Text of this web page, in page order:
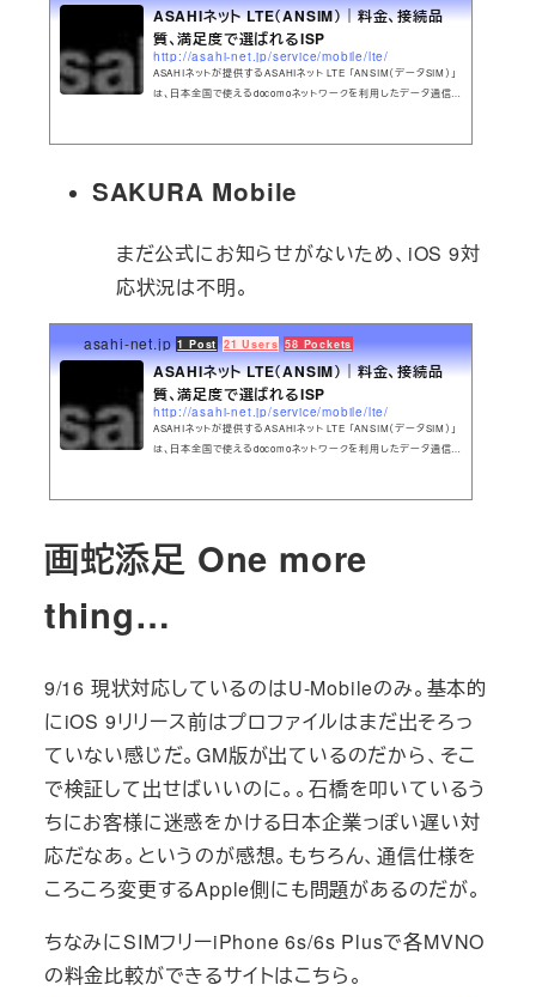
ASAHIネット LTE（ANSIM）｜料金、接続品
質、満足度で選ばれるISP
http://asahi-net.jp/service/mobile/lte/
ASAHIネットが提供するASAHIネット LTE 「ANSIM（データSIM）」
は、日本全国で使えるdocomoネットワークを利用したデータ通信専
SAKURA Mobile
まだ公式にお知らせがないため、iOS 9対
応状況は不明。
asahi-net.jp 1 Post 21 Users 58 Pockets
ASAHIネット LTE（ANSIM）｜料金、接続品
質、満足度で選ばれるISP
http://asahi-net.jp/service/mobile/lte/
ASAHIネットが提供するASAHIネット LTE 「ANSIM（データSIM）」
は、日本全国で使えるdocomoネットワークを利用したデータ通信専
画蛇添足 One more
thing…
9/16 現状対応しているのはU-Mobileのみ。基本的
にiOS 9リリース前はプロファイルはまだ出そろっ
ていない感じだ。GM版が出ているのだから、そこ
で検証して出せばいいのに。。石橋を叩いているう
ちにお客様に迷惑をかける日本企業っぽい遅い対
応だなあ。というのが感想。もちろん、通信仕様を
ころころ変更するApple側にも問題があるのだが。
ちなみにSIMフリーiPhone 6s/6s Plusで各MVNO
の料金比較ができるサイトはこちら。